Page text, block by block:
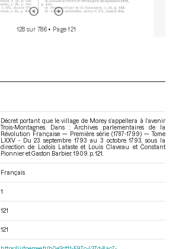
128 sur 786 • Page 121
Décret portant que le village de Morey s’appellera à l’avenir
Trois-Montagnes. Dans : Archives parlementaires de la
Révolution Française — Première série (1787-1799) — Tome
LXXV - Du 23 septembre 1793 au 3 octobre 1793
, sous la
direction de Lodoïs Lataste et Louis Claveau et Constant
Pionnier et Gaston Barbier. 1909. p. 121.
Français
1
121
121